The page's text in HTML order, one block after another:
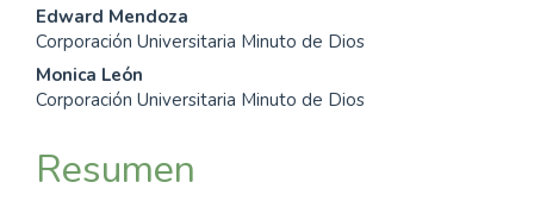
Edward Mendoza
Corporación Universitaria Minuto de Dios
Monica León
Corporación Universitaria Minuto de Dios
Resumen